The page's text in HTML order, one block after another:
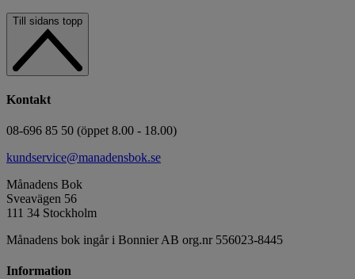
Till sidans topp
Kontakt
08-696 85 50 (öppet 8.00 - 18.00)
kundservice@manadensbok.se
Månadens Bok
Sveavägen 56
111 34 Stockholm
Månadens bok ingår i Bonnier AB org.nr 556023-8445
Information